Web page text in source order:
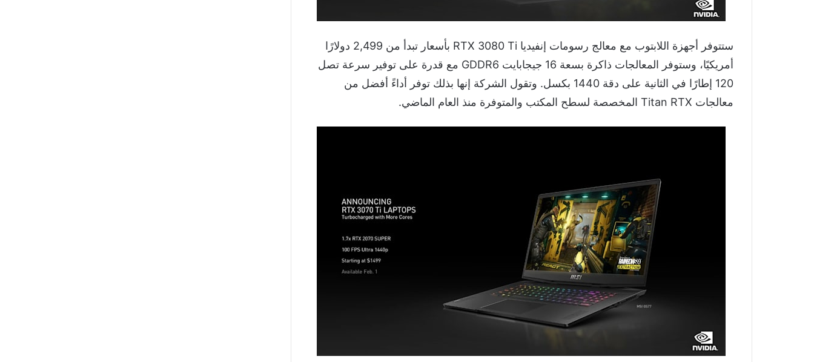
ستتوفر أجهزة اللابتوب مع معالج رسومات إنفيديا RTX 3080 Ti بأسعار تبدأ من 2,499 دولارًا
أمريكيًا، وستوفر المعالجات ذاكرة بسعة 16 جيجابايت GDDR6 مع قدرة على توفير سرعة تصل
120 إطارًا في الثانية على دقة 1440 بكسل. وتقول الشركة إنها بذلك توفر أداءً أفضل من
معالجات Titan RTX المخصصة لسطح المكتب والمتوفرة منذ العام الماضي.